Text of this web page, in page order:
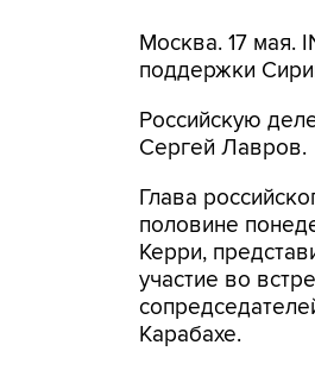
Москва. 17 мая.
поддержки
Российскую
Сергей Лавров.
Глава
половине
Керри,
участие во
Карабахе.